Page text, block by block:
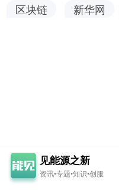
区块链 新华网
见能源之新
资讯•专题•知识•创服